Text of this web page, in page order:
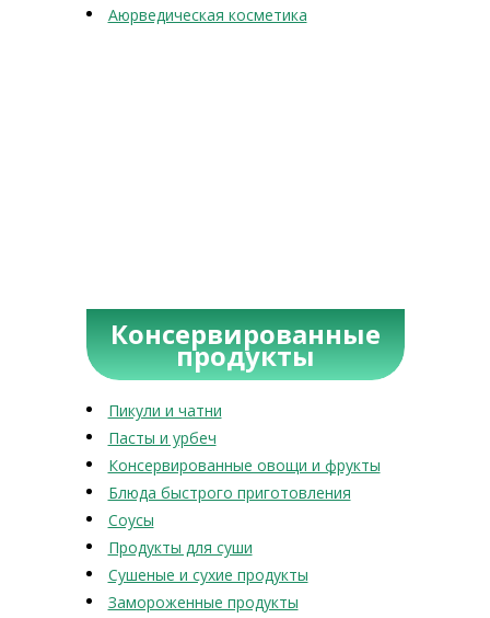
Аюрведическая косметика
Консервированные
продукты
Пикули и чатни
Пасты и урбеч
Консервированные овощи и фрукты
Блюда быстрого приготовления
Соусы
Продукты для суши
Сушеные и сухие продукты
Замороженные продукты